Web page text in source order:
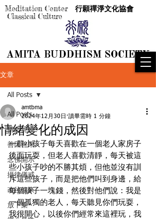
AMITA BUDDHISM SOCIETY
AMITA BUDDHISM SOCIETY
Meditation Center 行願禪淨文化協會
Classical Culture
文章
All Posts
傳奇見證
善因善果
念佛開示
攝律儀戒
改往修來
放下集
All Posts
情緒變化的成因
amtbma
2024年12月30日 讀畢需時 1 分鐘
一群小孩子每天喜歡在一個老人家房子
後面玩耍，但老人喜歡清靜，每天被這
些小孩子吵的不勝其煩，但他並沒有訓
斥這些孩子，而是把他們叫到身邊，給
每個孩子一塊錢，然後對他們說：我是
一個孤獨的老人，每天聽見你們玩耍，
我很開心，以後你們經常來這裡玩，我